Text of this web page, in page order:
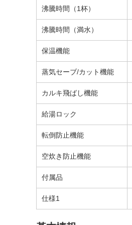
沸騰時間（1杯）
沸騰時間（満水）
保温機能
蒸気セーブ/カット機能
カルキ飛ばし機能
給湯ロック
転倒防止機能
空炊き防止機能
付属品
仕様1